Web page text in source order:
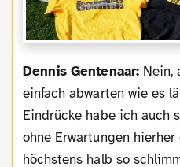
Dennis Gentenaar:Nein,
einfach abwarten wie es
Eindrücke habe ich auch
ohne Erwartungen
höchstens halb so